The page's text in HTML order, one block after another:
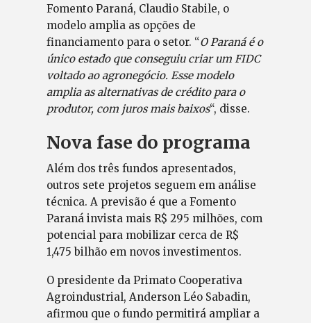
Fomento Paraná, Claudio Stabile, o
modelo amplia as opções de
financiamento para o setor. “O Paraná é o
único estado que conseguiu criar um FIDC
voltado ao agronegócio. Esse modelo
amplia as alternativas de crédito para o
produtor, com juros mais baixos“, disse.
Nova fase do programa
Além dos três fundos apresentados,
outros sete projetos seguem em análise
técnica. A previsão é que a Fomento
Paraná invista mais R$ 295 milhões, com
potencial para mobilizar cerca de R$
1,475 bilhão em novos investimentos.
O presidente da Primato Cooperativa
Agroindustrial, Anderson Léo Sabadin,
afirmou que o fundo permitirá ampliar a